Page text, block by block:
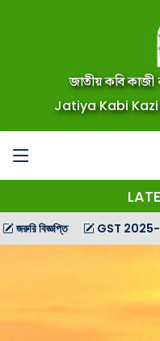
জাতীয় কবি কাজী
Jatiya Kabi
বিজ্ঞপ্তি GST 2025-2026